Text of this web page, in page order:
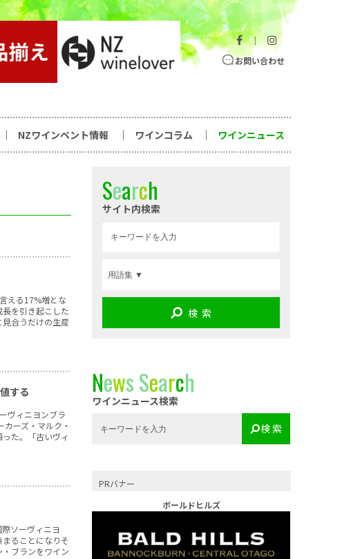
｜
お問い合わせ
NZワインベント情報 ワインコラム ワインニュース
える17%増とな
を引き起こした
合うだけの生産
する
ヴィニヨンブラ
ーズ・マルク・
た。「古いヴィ
ソーヴィニヨ
ることになりそ
ブランをワイン
Search
サイト内検索
検 索
NewsSearch
ワインニュース検索
検 索
PRバナー
ボールドヒルズ